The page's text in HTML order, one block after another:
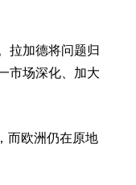
拉加德将问题归
市场深化、加大
而欧洲仍在原地